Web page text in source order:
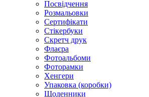
Посвідчення
Розмальовки
Сертифікати
Стікербуки
Скретч друк
Флаєра
Фотоальбоми
Фоторамки
Хенгери
Упаковка (коробки)
Щоденники